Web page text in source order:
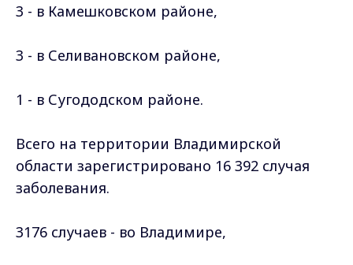
3 - в Камешковском районе,
3 - в Селивановском районе,
1 - в Сугододском районе.
Всего на территории Владимирской
области зарегистрировано 16 392 случая
заболевания.
3176 случаев - во Владимире,